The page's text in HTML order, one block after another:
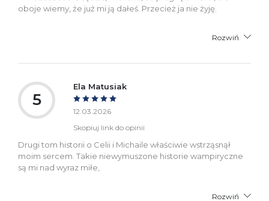
oboje wiemy, że już mi ją dałeś. Przecież ja nie żyję.
Rozwiń
5
Ela Matusiak
12.03.2026
Skopiuj link do opinii
Drugi tom historii o Celii i Michaile właściwie wstrząsnął
moim sercem. Takie niewymuszone historie wampiryczne
są mi nad wyraz miłe,
Rozwiń